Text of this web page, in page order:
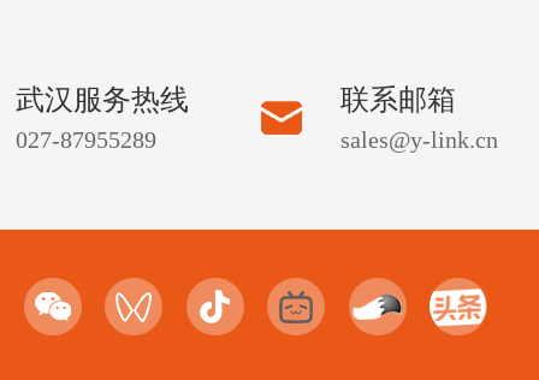
武汉服务热线
027-87955289
联系邮箱
sales@y-link.cn